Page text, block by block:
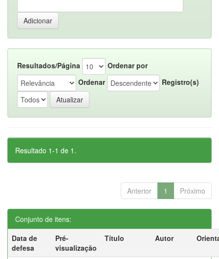
Resultados/Página
Ordenar por
Ordenar
Registro(s)
Resultado 1-1 de 1.
Anterior 1 Próximo
Conjunto de itens:
Data de
defesa
Pré-
visualização
Título Autor